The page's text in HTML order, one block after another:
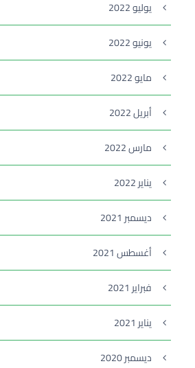
يوليو 2022
يونيو 2022
مايو 2022
أبريل 2022
مارس 2022
يناير 2022
ديسمبر 2021
أغسطس 2021
فبراير 2021
يناير 2021
ديسمبر 2020